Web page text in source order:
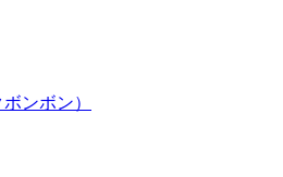
ンボン）